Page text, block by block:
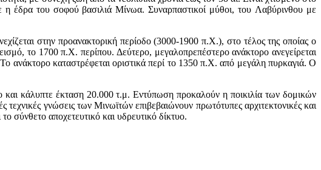
του σοφού βασιλιά Μίνωα. Συναρπαστικοί μύθοι, του Λαβύρινθου με
στην προανακτορική περίοδο (3000-1900 π.Χ.), στο τέλος της οποίας ο
το 1700 π.Χ. περίπου. Δεύτερο, μεγαλοπρεπέστερο ανάκτορο ανεγείρεται
καταστρέφεται οριστικά περί το 1350 π.Χ. από μεγάλη πυρκαγιά. Ο
κάλυπτε έκταση 20.000 τ.μ. Εντύπωση προκαλούν η ποικιλία των δομικών
γνώσεις των Μινωϊτών επιβεβαιώνουν πρωτότυπες αρχιτεκτονικές και
σύνθετο αποχετευτικό και υδρευτικό δίκτυο.